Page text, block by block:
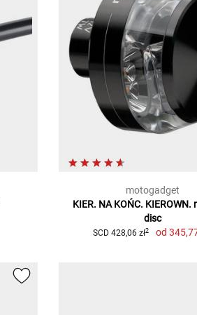
motogadget
KIER. NA KOŃC. KIEROWN.
disc
SCD 428,06 zł2 od